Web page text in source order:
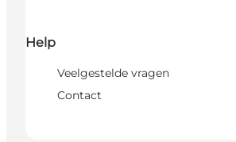
Help
Veelgestelde vragen
Contact